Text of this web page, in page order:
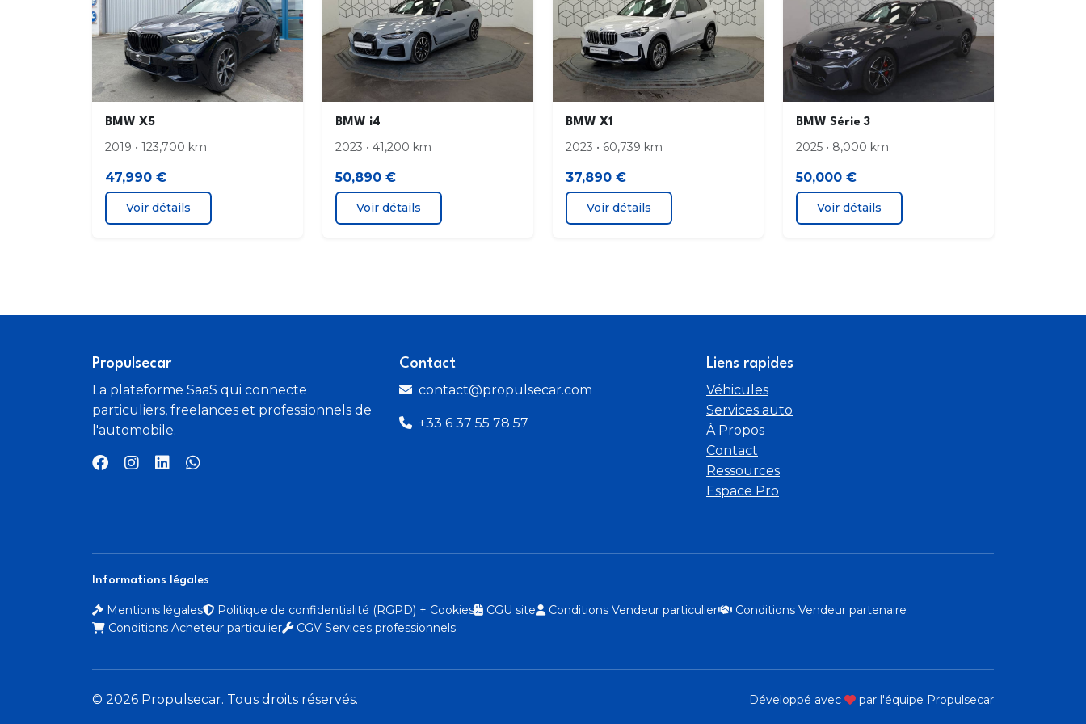
BMW X5
2019 • 123,700 km
47,990 €
Voir détails
BMW i4
2023 • 41,200 km
50,890 €
Voir détails
BMW X1
2023 • 60,739 km
37,890 €
Voir détails
BMW Série 3
2025 • 8,000 km
50,000 €
Voir détails
Propulsecar
La plateforme SaaS qui connecte
particuliers, freelances et professionnels de
l'automobile.
Contact
contact@propulsecar.com
+33 6 37 55 78 57
Liens rapides
Véhicules
Services auto
À Propos
Contact
Ressources
Espace Pro
Informations légales
Mentions légales Politique de confidentialité (RGPD) + Cookies CGU site Conditions Vendeur particulier
Conditions Vendeur partenaire
Conditions Acheteur particulier
CGV Services professionnels
© 2026 Propulsecar. Tous droits réservés. Développé avec par l'équipe Propulsecar